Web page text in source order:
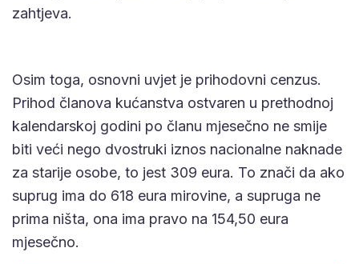
zahtjeva.
Osim toga, osnovni uvjet je prihodovni cenzus.
Prihod članova kućanstva ostvaren u prethodnoj
kalendarskoj godini po članu mjesečno ne smije
biti veći nego dvostruki iznos nacionalne naknade
za starije osobe, to jest 309 eura. To znači da ako
suprug ima do 618 eura mirovine, a supruga ne
prima ništa, ona ima pravo na 154,50 eura
mjesečno.